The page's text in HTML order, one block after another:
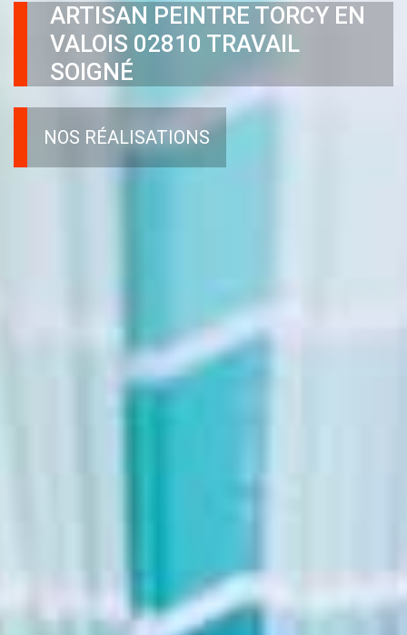
ARTISAN PEINTRE TORCY EN
VALOIS 02810 TRAVAIL
SOIGNÉ
NOS RÉALISATIONS